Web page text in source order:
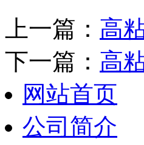
上一篇： 高
下一篇： 高
网站首页
公司简介